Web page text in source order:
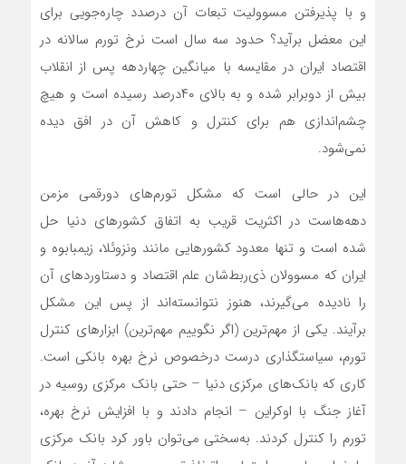
و با پذیرفتن مسوولیت تبعات آن درصدد چاره‌جویی برای
این معضل برآید؟ حدود سه سال است نرخ تورم سالانه در
اقتصاد ایران در مقایسه با میانگین چهاردهه پس از انقلاب
بیش از دوبرابر شده و به بالای ۴۰درصد رسیده است و هیچ
چشم‌اندازی هم برای کنترل و کاهش آن در افق دیده
نمی‌شود.
این در حالی است که مشکل تورم‌های دورقمی مزمن
دهه‌هاست در اکثریت قریب به اتفاق کشورهای دنیا حل
شده است و تنها معدود کشورهایی مانند ونزوئلا، زیمبابوه و
ایران که مسوولان ذی‌ربط‌شان علم اقتصاد و دستاوردهای آن
را نادیده می‌گیرند، هنوز نتوانسته‌اند از پس این مشکل
برآیند. یکی از مهم‌ترین (اگر نگوییم مهم‌ترین) ابزارهای کنترل
تورم، سیاستگذاری درست درخصوص نرخ بهره بانکی است.
کاری که بانک‌های مرکزی دنیا – حتی بانک مرکزی روسیه در
آغاز جنگ با اوکراین – انجام دادند و با افزایش نرخ بهره،
تورم را کنترل کردند. به‌سختی می‌توان باور کرد بانک مرکزی